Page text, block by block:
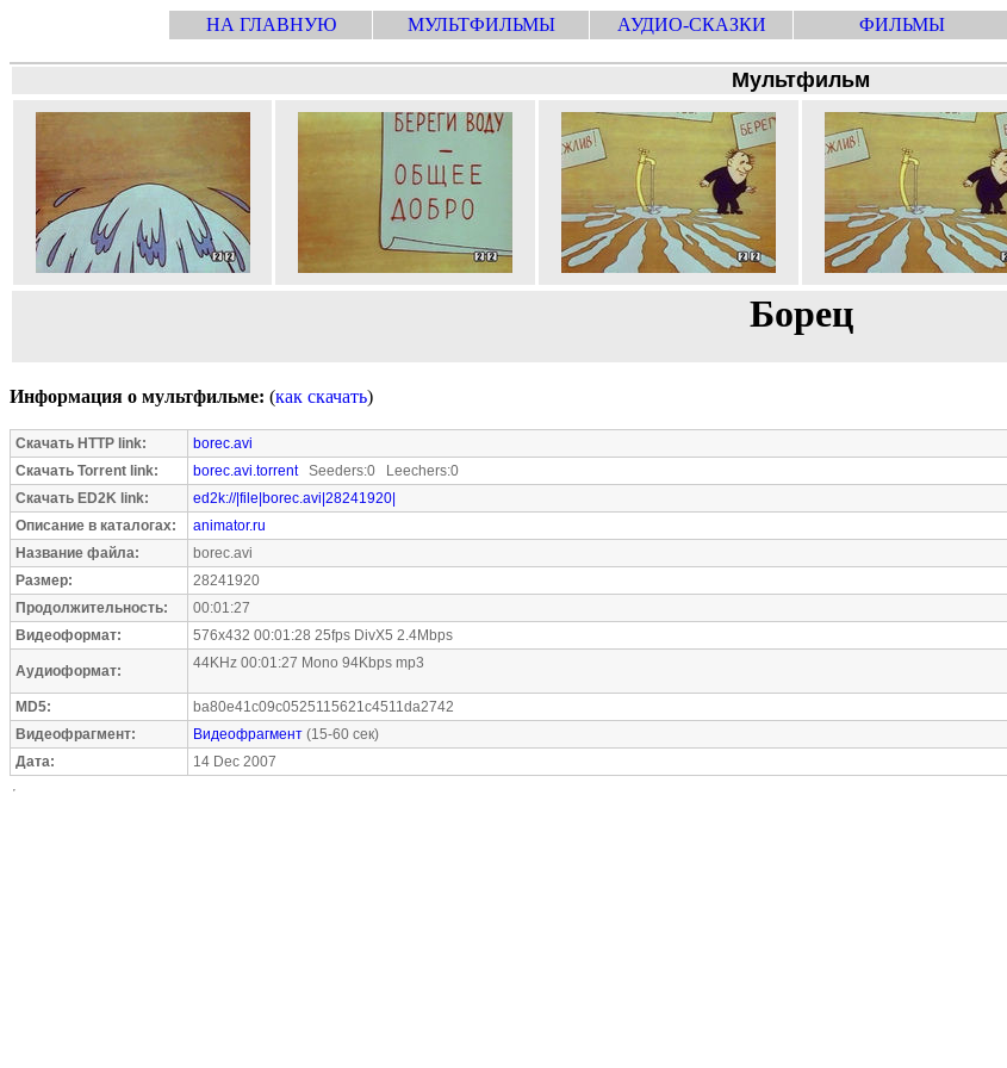
НА ГЛАВНУЮ МУЛЬТФИЛЬМЫ АУДИО-СКАЗКИ ФИЛЬМЫ
Мультфильм
Борец
Информация о мультфильме: (как скачать)
Скачать HTTP link:
borec.avi
Скачать Torrent link:
borec.avi.torrentSeeders:0 Leechers:0
Скачать ED2K link:
ed2k://|file|borec.avi|28241920|
Описание в каталогах:
animator.ru
Название файла:
borec.avi
Размер:
28241920
Продолжительность:
00:01:27
Видеоформат:
576x432 00:01:28 25fps DivX5 2.4Mbps
Аудиоформат: 44KHz 00:01:27 Mono 94Kbps mp3
MD5:
ba80e41c09c0525115621c4511da2742
Видеофрагмент:
Видеофрагмент (15-60 сек)
Дата:
14 Dec 2007